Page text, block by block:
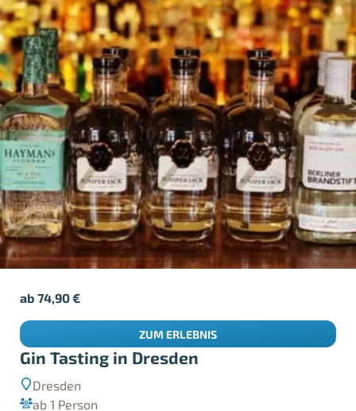
Gin Tasting in Dresden
Dresden
ab 1 Person
ab74,90€
ZUM ERLEBNIS